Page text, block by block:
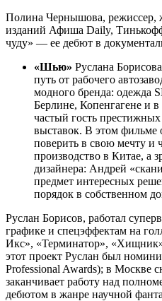
Полина Чернышова, режиссер,
изданий Афиша Daily,
чуду» — ее дебют в
«Шью» Руслана
путь от рабочего
модного бренда: одежда
Берлине, Копенгагене и
частый гость
выставок. В этом фильме
поверить в свою мечту и
производство в Китае, а
дизайнера: Андрей
предмет интересных
порядок в собственном
Руслан Борисов, работал
графике и спецэффектам на
Икс», «Терминатор»,
этот проект Руслан был
Professional Awards); в Москве
заканчивает работу над
дебютом в жанре научной